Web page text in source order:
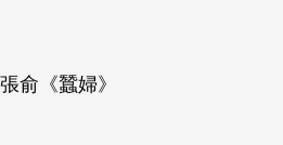
俞《蠶婦》